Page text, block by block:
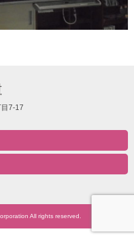
7-17
All rights reserved.